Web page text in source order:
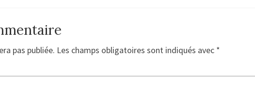
pas publiée. Les champs obligatoires sont indiqués avec *